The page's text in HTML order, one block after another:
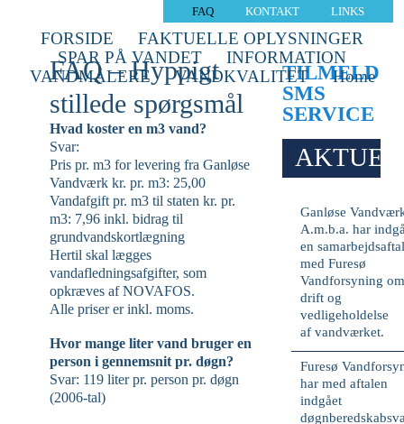
FAQ KONTAKT LINKS
FORSIDE
FAKTUELLE OPLYSNINGER
SPAR PÅ VANDET
INFORMATION
VANDMÅLERE
VANDKVALITET Home
FAQ – Hyppigt
stillede spørgsmål
Hvad koster en m3 vand?
Svar:
Pris pr. m3 for levering fra Ganløse
Vandværk kr. pr. m3: 25,00
Vandafgift pr. m3 til staten kr. pr.
m3: 7,96 inkl. bidrag til
grundvandskortlægning
Hertil skal lægges
vandafledningsafgifter, som
opkræves af NOVAFOS.
Alle priser er inkl. moms.
Hvor mange liter vand bruger en
person i gennemsnit pr. døgn?
Svar: 119 liter pr. person pr. døgn
(2006-tal)
TILMELD
SMS
SERVICE
Ganløse
A.m.b.a. har
en
med Furesø
Vandforsyning
drift og
vedligeholdelse
af vandværket.
Furesø
har med aftalen
indgået